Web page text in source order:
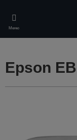
main
content
Меню
Epson